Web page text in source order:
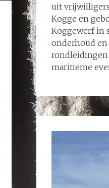
uit
Kogge en
Koggewerf in
onderhoud
maritieme